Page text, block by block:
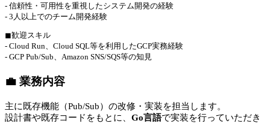
- 信頼性・可用性を重視したシステム開発の経験
- 3人以上でのチーム開発経験
◼︎歓迎スキル
- Cloud Run、Cloud SQL等を利用したGCP実務経験
- GCP Pub/Sub、Amazon SNS/SQS等の知見
💼 業務内容
主に既存機能（Pub/Sub）の改修・実装を担当します。
設計書や既存コードをもとに、 Go言語で実装を行っていただき